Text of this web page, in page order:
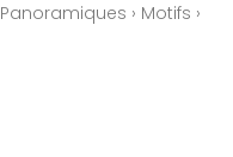
Panoramiques › Motifs ›